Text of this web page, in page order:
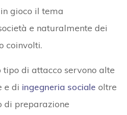
gioco il tema
e naturalmente dei
coinvolti.
tipo di attacco servono alte
e di ingegneria sociale oltre
di preparazione